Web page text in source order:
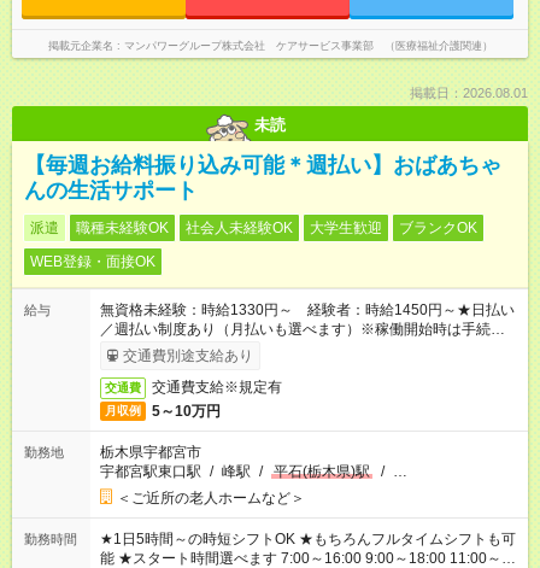
掲載元企業名 マンパワーグループ株式会社 ケアサービス事業部 （医療福祉介護関連）
掲載日：2026.08.01
未読
【毎週お給料振り込み可能＊週払い】おばあちゃ
んの生活サポート
派遣 職種未経験OK 社会人未経験OK 大学生歓迎
ブランクOK
WEB登録・面接OK
給与
無資格未経験：時給1330円～ 経験者：時給1450円～★日払い
／週払い制度あり（月払いも選べます）※稼働開始時は手続き完
了次第のお支払いとなります。
交通費別途支給あり
交通費 交通費支給※規定有
月収例 5～10万円
勤務地
栃木県宇都宮市
宇都宮駅東口駅 / 峰駅 / 平石(栃木県)駅 / …
＜ご近所の老人ホームなど＞
勤務時間
★1日5時間～の時短シフトOK ★もちろんフルタイムシフトも可
能 ★スタート時間選べます 7:00～16:00 9:00～18:00 11:00～